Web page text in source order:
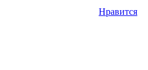
Нравится